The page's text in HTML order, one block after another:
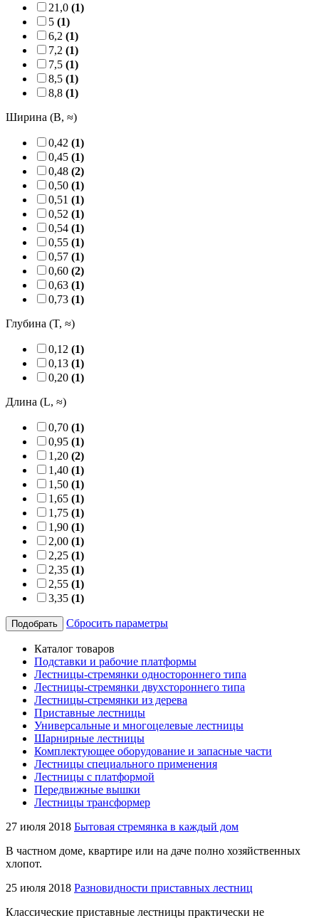
21,0 (1)
5 (1)
6,2 (1)
7,2 (1)
7,5 (1)
8,5 (1)
8,8 (1)
Ширина (B, ≈)
0,42 (1)
0,45 (1)
0,48 (2)
0,50 (1)
0,51 (1)
0,52 (1)
0,54 (1)
0,55 (1)
0,57 (1)
0,60 (2)
0,63 (1)
0,73 (1)
Глубина (T, ≈)
0,12 (1)
0,13 (1)
0,20 (1)
Длина (L, ≈)
0,70 (1)
0,95 (1)
1,20 (2)
1,40 (1)
1,50 (1)
1,65 (1)
1,75 (1)
1,90 (1)
2,00 (1)
2,25 (1)
2,35 (1)
2,55 (1)
3,35 (1)
Подобрать Сбросить параметры
Каталог товаров
Подставки и рабочие платформы
Лестницы-стремянки одностороннего типа
Лестницы-стремянки двухстороннего типа
Лестницы-стремянки из дерева
Приставные лестницы
Универсальные и многоцелевые лестницы
Шарнирные лестницы
Комплектующее оборудование и запасные части
Лестницы специального применения
Лестницы с платформой
Передвижные вышки
Лестницы трансформер
27 июля 2018 Бытовая стремянка в каждый дом
В частном доме, квартире или на даче полно хозяйственных
хлопот.
25 июля 2018 Разновидности приставных лестниц
Классические приставные лестницы практически не